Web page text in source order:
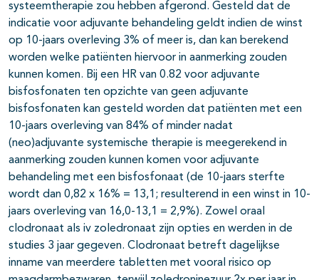
systeemtherapie zou hebben afgerond. Gesteld dat de
indicatie voor adjuvante behandeling geldt indien de winst
op 10-jaars overleving 3% of meer is, dan kan berekend
worden welke patiënten hiervoor in aanmerking zouden
kunnen komen. Bij een HR van 0.82 voor adjuvante
bisfosfonaten ten opzichte van geen adjuvante
bisfosfonaten kan gesteld worden dat patiënten met een
10-jaars overleving van 84% of minder nadat
(neo)adjuvante systemische therapie is meegerekend in
aanmerking zouden kunnen komen voor adjuvante
behandeling met een bisfosfonaat (de 10-jaars sterfte
wordt dan 0,82 x 16% = 13,1; resulterend in een winst in 10-
jaars overleving van 16,0-13,1 = 2,9%). Zowel oraal
clodronaat als iv zoledronaat zijn opties en werden in de
studies 3 jaar gegeven. Clodronaat betreft dagelijkse
inname van meerdere tabletten met vooral risico op